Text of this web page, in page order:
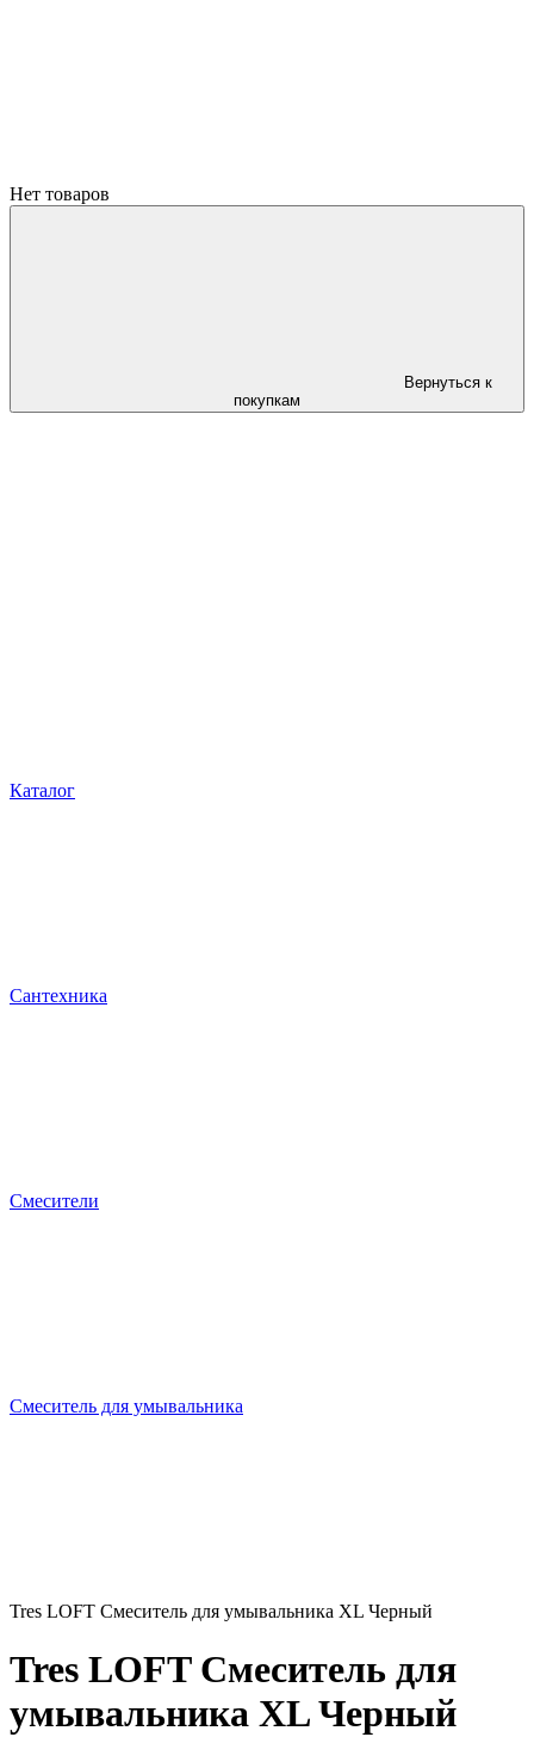
Нет товаров
Вернуться к
покупкам
Каталог
Сантехника
Смесители
Смеситель для умывальника
Tres LOFT Смеситель для умывальника XL Черный
Tres LOFT Смеситель для
умывальника XL Черный